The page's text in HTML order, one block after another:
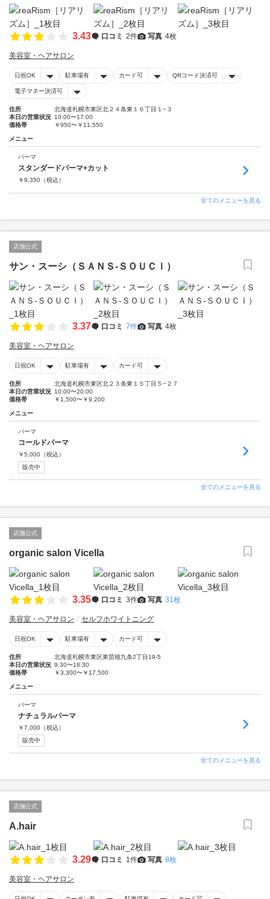
3.43 口コミ 2件 写真 4枚
美容室・ヘアサロン
日祝OK 駐車場有 カード可 QRコード決済可
電子マネー決済可
住所
北海道札幌市東区北２４条東１６丁目１−３
本日の営業状況 10:00〜17:00
価格帯
￥950〜￥11,550
メニュー
パーマ
スタンダードパーマ+カット
￥9,350 （税込）
全てのメニューを見る
店舗公式
サン・スーシ（ＳＡＮＳ‐ＳＯＵＣＩ）
3.37 口コミ 7件 写真 4枚
美容室・ヘアサロン
日祝OK 駐車場有 カード可
住所
北海道札幌市東区北２３条東１５丁目５−２７
本日の営業状況 10:00〜20:00
価格帯
￥1,500〜￥9,200
メニュー
パーマ
コールドパーマ
￥5,000 （税込）
販売中
全てのメニューを見る
店舗公式
organic salon Vicella
3.35 口コミ 3件 写真 31枚
美容室・ヘアサロン セルフホワイトニング
日祝OK 駐車場有 カード可
住所
北海道札幌市東区東苗穂九条2丁目19-5
本日の営業状況 9:30〜18:30
価格帯
￥3,300〜￥17,500
メニュー
パーマ
ナチュラルパーマ
￥7,000 （税込）
販売中
全てのメニューを見る
店舗公式
A.hair
3.29 口コミ 1件 写真 8枚
美容室・ヘアサロン